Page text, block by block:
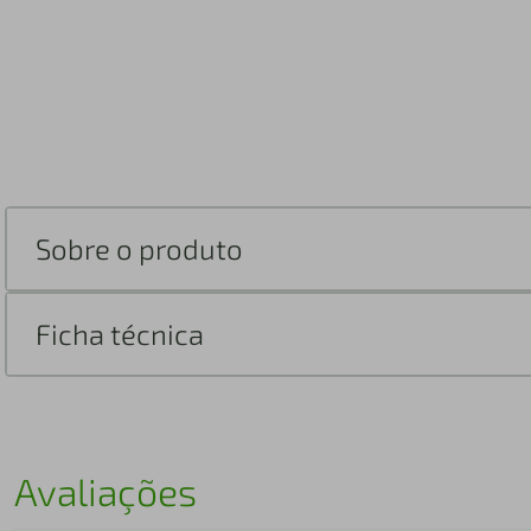
Sobre o produto
Ficha técnica
Avaliações